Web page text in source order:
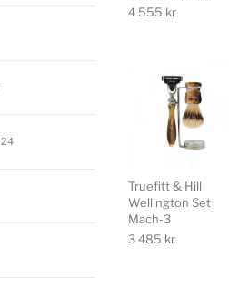
24
4 555 kr
Truefitt & Hill
Wellington Set
Mach-3
3 485 kr